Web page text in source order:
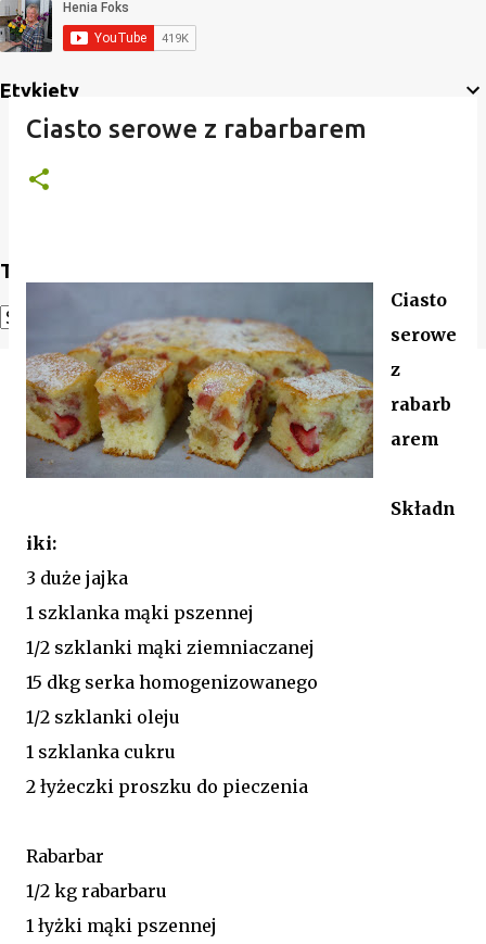
Etykiety
Translate
Powered by Translate
Ciasto serowe z rabarbarem
Ciasto
serowe
z
rabarb
arem
Składn
iki:
3 duże jajka
1 szklanka mąki pszennej
1/2 szklanki mąki ziemniaczanej
15 dkg serka homogenizowanego
1/2 szklanki oleju
1 szklanka cukru
2 łyżeczki proszku do pieczenia
Rabarbar
1/2 kg rabarbaru
1 łyżki mąki pszennej